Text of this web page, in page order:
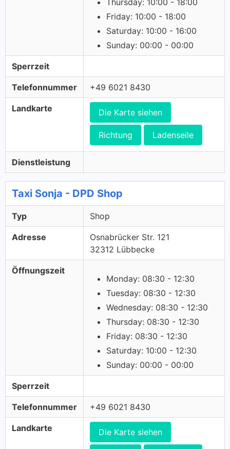
Thursday: 10:00 - 18:00
Friday: 10:00 - 18:00
Saturday: 10:00 - 16:00
Sunday: 00:00 - 00:00
Sperrzeit
Telefonnummer +49 6021 8430
Landkarte Die Karte siehen
Richtung Ladenseile
Dienstleistung
Taxi Sonja - DPD Shop
Typ Shop
Adresse
Osnabrücker Str. 121
32312 Lübbecke
Öffnungszeit
Monday: 08:30 - 12:30
Tuesday: 08:30 - 12:30
Wednesday: 08:30 - 12:30
Thursday: 08:30 - 12:30
Friday: 08:30 - 12:30
Saturday: 10:00 - 12:30
Sunday: 00:00 - 00:00
Sperrzeit
Telefonnummer +49 6021 8430
Landkarte Die Karte siehen